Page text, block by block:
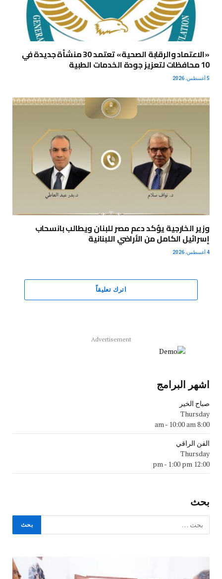
«الاعتماد والرقابة الصحية» تعتمد 30 منشأة جديدة في
10 محافظات لتعزيز جودة الخدمات الطبية
5 أغسطس، 2026
وزير الخارجية يؤكد دعم مصر للبنان ويطالب بانسحاب
إسرائيل الكامل من الأراضي اللبنانية
4 أغسطس، 2026
اترك تعليقاً
Advertisement
اشهر البرامج
صباح الخير
Thursday
8:00 am
- 10:00 am
الفن الراقي
Thursday
12:00 pm
- 1:00 pm
بحث